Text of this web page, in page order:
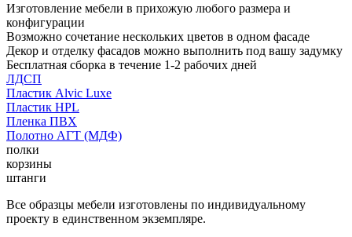
Изготовление мебели в прихожую любого размера и
конфигурации
Возможно сочетание нескольких цветов в одном фасаде
Декор и отделку фасадов можно выполнить под вашу задумку
Бесплатная сборка в течение 1-2 рабочих дней
ЛДСП
Пластик Alvic Luxe
Пластик HPL
Пленка ПВХ
Полотно АГТ (МДФ)
полки
корзины
штанги
Все образцы мебели изготовлены по индивидуальному
проекту в единственном экземпляре.